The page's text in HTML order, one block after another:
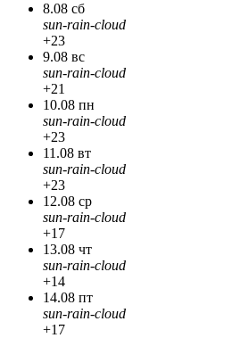
8.08 сб
sun-rain-cloud
+23
9.08 вс
sun-rain-cloud
+21
10.08 пн
sun-rain-cloud
+23
11.08 вт
sun-rain-cloud
+23
12.08 ср
sun-rain-cloud
+17
13.08 чт
sun-rain-cloud
+14
14.08 пт
sun-rain-cloud
+17